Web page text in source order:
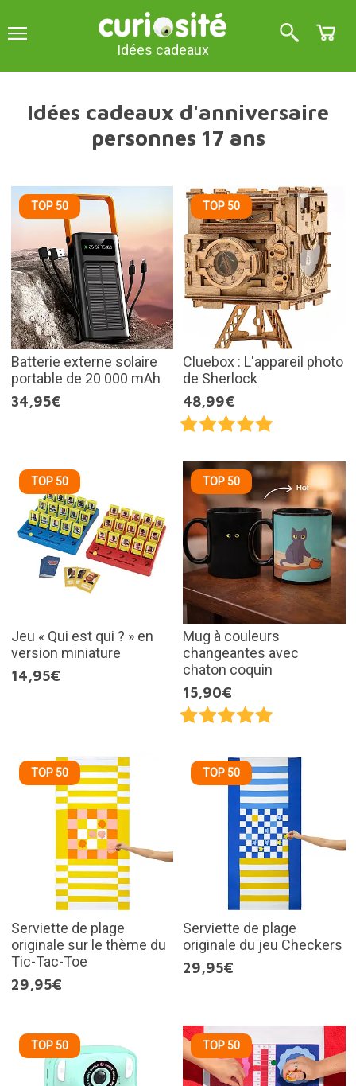
Idées cadeaux
Idées cadeaux d'anniversaire
personnes 17 ans
TOP 50
Batterie externe solaire
portable de 20 000 mAh
34,95€
TOP 50
Cluebox : L'appareil photo
de Sherlock
48,99€
TOP 50
Jeu « Qui est qui ? » en
version miniature
14,95€
TOP 50
Mug à couleurs
changeantes avec
chaton coquin
15,90€
TOP 50
Serviette de plage
originale sur le thème du
Tic-Tac-Toe
29,95€
TOP 50
Serviette de plage
originale du jeu Checkers
29,95€
TOP 50 TOP 50